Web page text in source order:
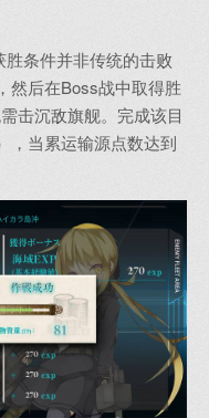
条件并非传统的击败
然后在Boss战中取得胜
击沉敌旗舰。完成该目
，当累运输源点数达到